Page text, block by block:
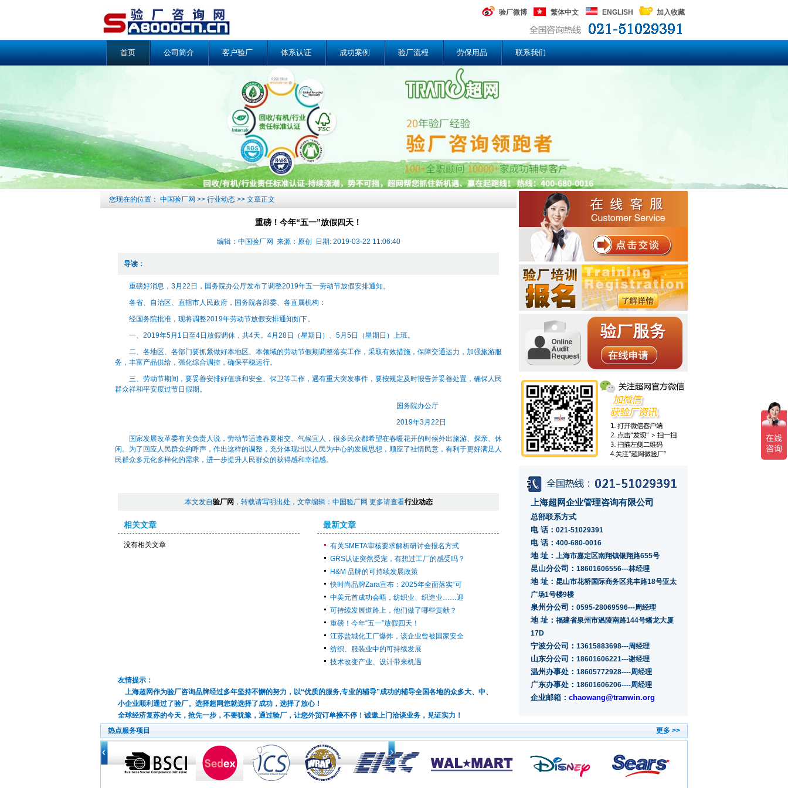
验厂微博 繁体中文 ENGLISH 加入收藏
首页 公司简介 客户验厂 体系认证 成功案例 验厂流程 劳保用品 联系我们
您现在的位置： 中国验厂网 >> 行业动态 >> 文章正文
重磅！今年“五一”放假四天！
编辑：中国验厂网 来源：原创 日期: 2019-03-22 11:06:40
导读：
重磅好消息，3月22日，国务院办公厅发布了调整2019年五一劳动节放假安排通知。
各省、自治区、直辖市人民政府，国务院各部委、各直属机构：
经国务院批准，现将调整2019年劳动节放假安排通知如下。
一、2019年5月1日至4日放假调休，共4天。4月28日（星期日）、5月5日（星期日）上班。
二、各地区、各部门要抓紧做好本地区、本领域的劳动节假期调整落实工作，采取有效措施，保障交通运力，加强旅游服
务，丰富产品供给，强化综合调控，确保平稳运行。
三、劳动节期间，要妥善安排好值班和安全、保卫等工作，遇有重大突发事件，要按规定及时报告并妥善处置，确保人民
群众祥和平安度过节日假期。
国务院办公厅
2019年3月22日
国家发展改革委有关负责人说，劳动节适逢春夏相交、气候宜人，很多民众都希望在春暖花开的时候外出旅游、探亲、休
闲。为了回应人民群众的呼声，作出这样的调整，充分体现出以人民为中心的发展思想，顺应了社情民意，有利于更好满足人
民群众多元化多样化的需求，进一步提升人民群众的获得感和幸福感。
本文发自验厂网 ，转载请写明出处，文章编辑：中国验厂网 更多请查看行业动态
相关文章
没有相关文章
最新文章
有关SMETA审核要求解析研讨会报名方式
GRS认证突然受宠，有想过工厂的感受吗？
H&M 品牌的可持续发展政策
快时尚品牌Zara宣布：2025年全面落实“可
中美元首成功会晤，纺织业、织造业……迎
可持续发展道路上，他们做了哪些贡献？
重磅！今年“五一”放假四天！
江苏盐城化工厂爆炸，该企业曾被国家安全
纺织、服装业中的可持续发展
技术改变产业、设计带来机遇
友情提示：
上海超网作为验厂咨询品牌经过多年坚持不懈的努力，以“优质的服务,专业的辅导”成功的辅导全国各地的众多大、中、
小企业顺利通过了验厂。选择超网您就选择了成功，选择了放心！
全球经济复苏的今天，抢先一步，不要犹豫，通过验厂，让您外贸订单接不停！诚邀上门洽谈业务，见证实力！
上海超网企业管理咨询有限公司
总部联系方式
电 话： 021-51029391
电 话： 400-680-0016
地 址： 上海市嘉定区南翔镇银翔路655号
昆山分公司： 18601606556---林经理
地 址： 昆山市花桥国际商务区兆丰路18号亚太
广场1号楼9楼
泉州分公司： 0595-28069596---周经理
地 址： 福建省泉州市温陵南路144号蟠龙大厦
17D
宁波分公司： 13615883698---周经理
山东分公司： 18601606221---谢经理
温州办事处： 18605772928----周经理
广东办事处： 18601606206----周经理
企业邮箱： chaowang@tranwin.org
热点服务项目 更多 >>